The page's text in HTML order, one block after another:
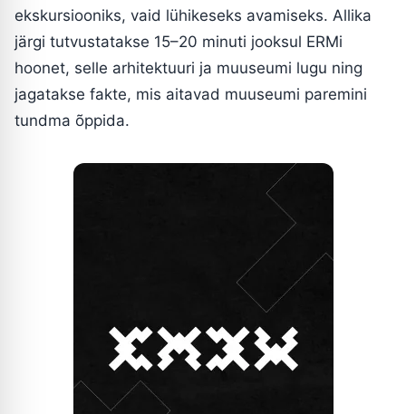
ekskursiooniks, vaid lühikeseks avamiseks. Allika
järgi tutvustatakse 15–20 minuti jooksul ERMi
hoonet, selle arhitektuuri ja muuseumi lugu ning
jagatakse fakte, mis aitavad muuseumi paremini
tundma õppida.